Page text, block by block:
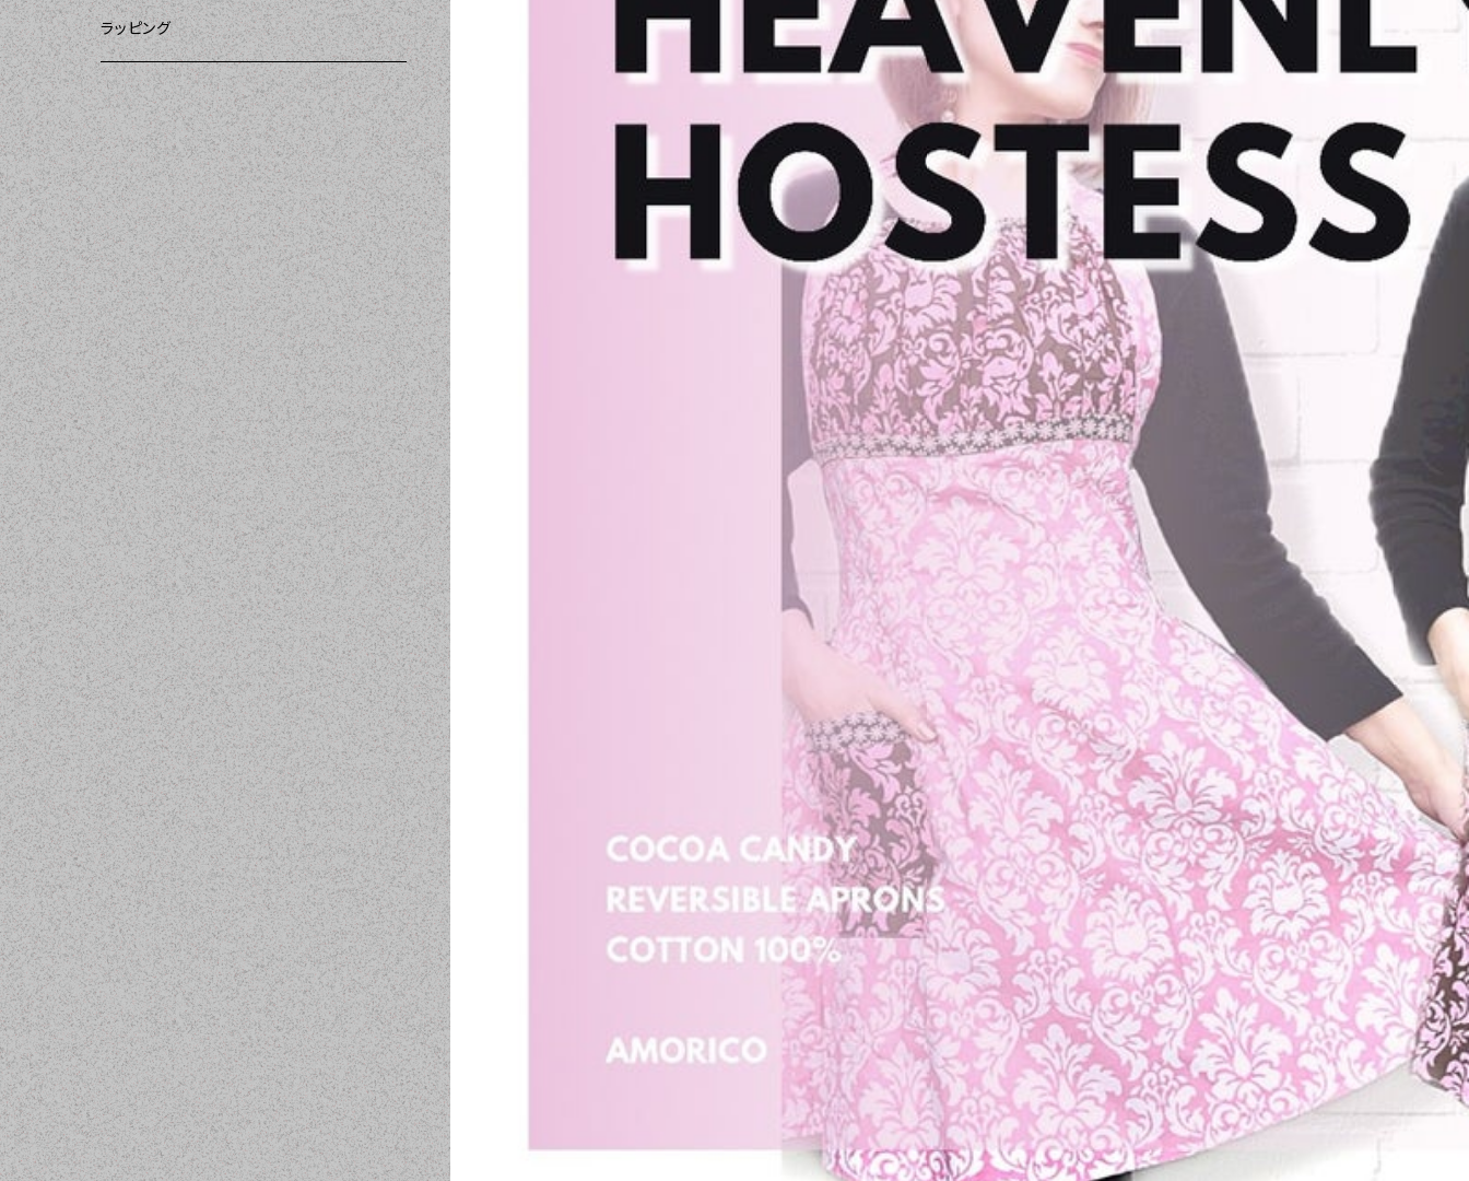
MOZI（モジ）
amorico（アモリコ）
I love Aprons（アラブエプロンズ）
Flirty Aprons（フラーティーエプロンズ）
Heavenly Hostess（ヘブンリーホステ
ス）
amorico（アモリコ）
Sugar baby aprons（シュガーベイビー）
Tarantinalovers（タランティーナ ラバーズ）
Kitsch'n Glam（キッチングラム）
ラッピング